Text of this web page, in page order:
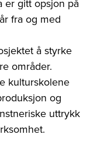
er gitt opsjon på
fra og med
å styrke
områder.
kulturskolene
og
uttrykk